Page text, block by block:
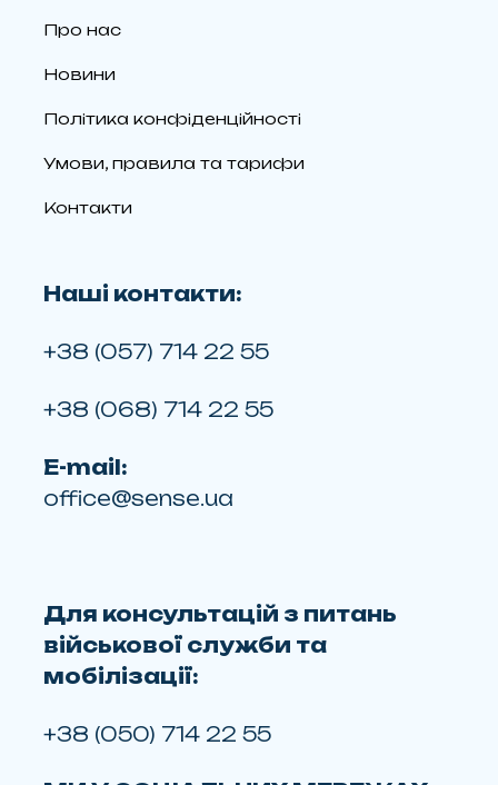
Про нас
Новини
Політика конфіденційності
Умови, правила та тарифи
Контакти
Наші контакти:
+38 (057) 714 22 55
+38 (068) 714 22 55
E-mail:
office@sense.ua
Для консультацій з питань
військової служби та
мобілізації:
+38 (050) 714 22 55